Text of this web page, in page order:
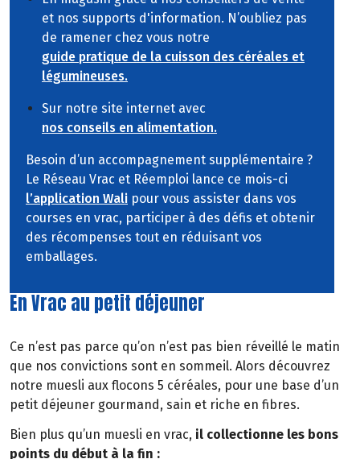
et nos supports d'information. N’oubliez pas
de ramener chez vous notre
guide pratique de la cuisson des céréales et
légumineuses.
Sur notre site internet avec
nos conseils en alimentation.
Besoin d’un accompagnement supplémentaire ?
Le Réseau Vrac et Réemploi lance ce mois-ci
l’application Wali pour vous assister dans vos
courses en vrac, participer à des défis et obtenir
des récompenses tout en réduisant vos
emballages.
En Vrac au petit déjeuner
Ce n’est pas parce qu’on n’est pas bien réveillé le matin
que nos convictions sont en sommeil. Alors découvrez
notre muesli aux flocons 5 céréales, pour une base d’un
petit déjeuner gourmand, sain et riche en fibres.
Bien plus qu’un muesli en vrac, il collectionne les bons
points du début à la fin :